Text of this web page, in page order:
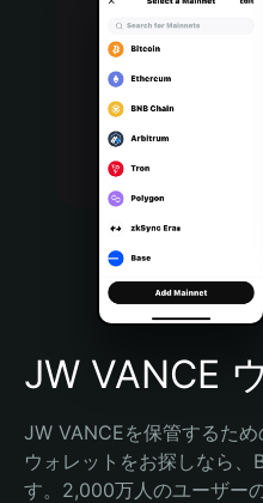
Português (Portugal)
Bahasa Indonesia
Português (Brasil)
Español (Argentina)
JW VANCE
JW VANCEを保管するた
ウォレットをお探しなら
す。2,000万人のユーザー